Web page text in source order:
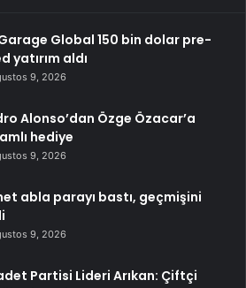
Global 150 bin dolar pre-
yatırım aldı
9, 2026
Alonso’dan Özge Özacar’a
hediye
9, 2026
abla parayı bastı, geçmişini
9, 2026
Partisi Lideri Arıkan: Çiftçi